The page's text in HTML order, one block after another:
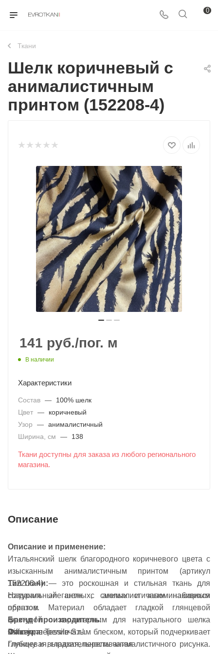
0
Ткани
Шелк коричневый с
анималистичным
принтом (152208-4)
141 руб./пог. м
В наличии
Характеристики
Состав —
100% шелк
Цвет —
коричневый
Узор
— анималистичный
Ширина, см
— 138
Ткани доступны для заказа из любого регионального
магазина.
Описание
Описание и применение:
Итальянский шелк благородного коричневого цвета с
изысканным анималистичным принтом (артикул
152208-4) — это роскошная и стильная ткань для
создания элегантных, смелых и запоминающихся
образов. Материал обладает гладкой глянцевой
фактурой с характерным для натурального шелка
мягким, переливчатым блеском, который подчеркивает
глубину и выразительность анималистичного рисунка.
Тип ткани:
Натуральный шелк с анималистичным набивным
принтом
Фактура:
Глянцевая, гладкая, переливчатая
Бренд / производитель:
Diffusione Tessile S.r.l.